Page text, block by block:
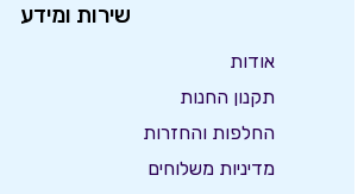
שירות ומידע
אודות
תקנון החנות
החלפות והחזרות
מדיניות משלוחים